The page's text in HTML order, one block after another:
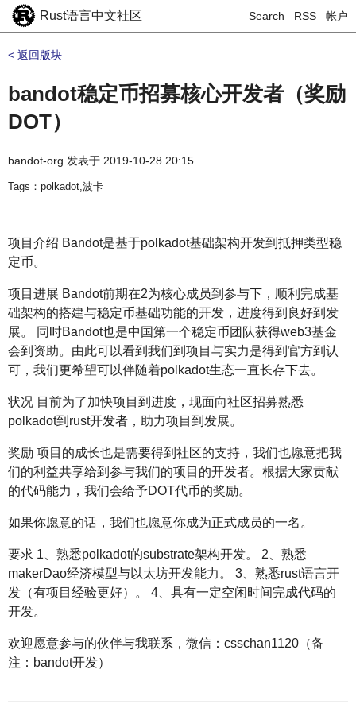
Rust语言中文社区 Search RSS 帐户
< 返回版块
bandot稳定币招募核心开发者（奖励
DOT）
bandot-org 发表于 2019-10-28 20:15
Tags：polkadot,波卡
项目介绍 Bandot是基于polkadot基础架构开发到抵押类型稳
定币。
项目进展 Bandot前期在2为核心成员到参与下，顺利完成基
础架构的搭建与稳定币基础功能的开发，进度得到良好到发
展。 同时Bandot也是中国第一个稳定币团队获得web3基金
会到资助。由此可以看到我们到项目与实力是得到官方到认
可，我们更希望可以伴随着polkadot生态一直长存下去。
状况 目前为了加快项目到进度，现面向社区招募熟悉
polkadot到rust开发者，助力项目到发展。
奖励 项目的成长也是需要得到社区的支持，我们也愿意把我
们的利益共享给到参与我们的项目的开发者。根据大家贡献
的代码能力，我们会给予DOT代币的奖励。
如果你愿意的话，我们也愿意你成为正式成员的一名。
要求 1、熟悉polkadot的substrate架构开发。 2、熟悉
makerDao经济模型与以太坊开发能力。 3、熟悉rust语言开
发（有项目经验更好）。 4、具有一定空闲时间完成代码的
开发。
欢迎愿意参与的伙伴与我联系，微信：csschan1120（备
注：bandot开发）